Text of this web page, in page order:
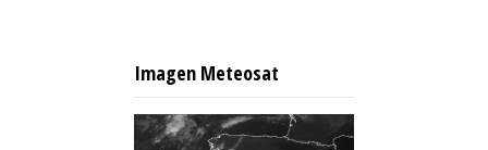
Imagen Meteosat